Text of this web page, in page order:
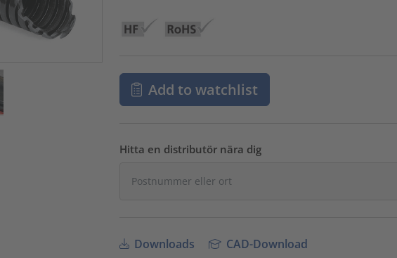
Add to watchlist
Hitta en distributör nära dig
Downloads CAD-Download